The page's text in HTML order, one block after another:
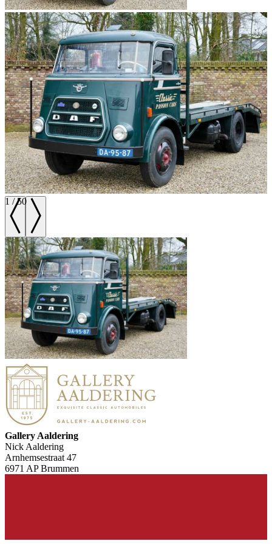
1 /50
Gallery Aaldering
Nick Aaldering
Arnhemsestraat 47
6971 AP Brummen